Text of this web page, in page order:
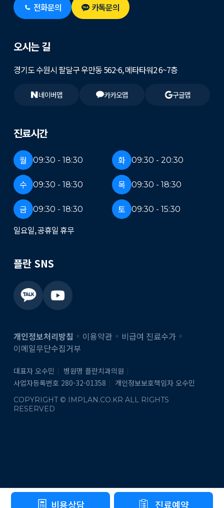
비용상담 진료예약
전화문의 카톡문의
진료시간
월 09:30 - 18:30 화 09:30 - 20:30
수 09:30 - 18:30 목 09:30 - 18:30
금 09:30 - 18:30 토 09:30 - 15:30
일요일, 공휴일 휴무
오시는 길
경기도 수원시 팔달구 우만동 562-6, 메타타워2 6~7층
네이버맵 카카오맵 구글맵
플란 SNS
개인정보처리방침 이용약관
비급여 진료수가
이메일무단수집거부
대표자 오수민
병원명 플란치과의원
사업자등록번호 280-32-01358
개인정보보호책임자 오수민
COPYRIGHT © IMPLAN.CO.KR ALL RIGHTS
RESERVED